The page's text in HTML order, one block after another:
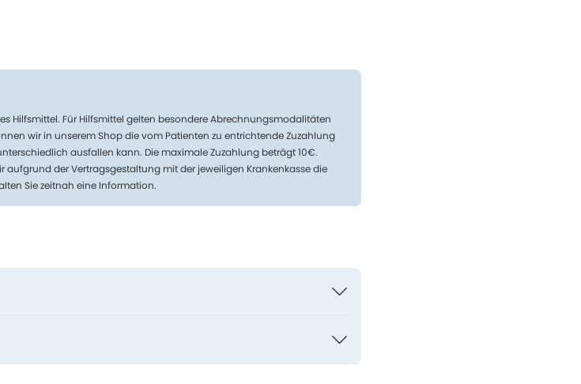
Hilfsmittel. Für Hilfsmittel gelten besondere Abrechnungsmodalitäten
wir in unserem Shop die vom Patienten zu entrichtende Zuzahlung
ausfallen kann. Die maximale Zuzahlung beträgt 10€.
aufgrund der Vertragsgestaltung mit der jeweiligen Krankenkasse die
Sie zeitnah eine Information.